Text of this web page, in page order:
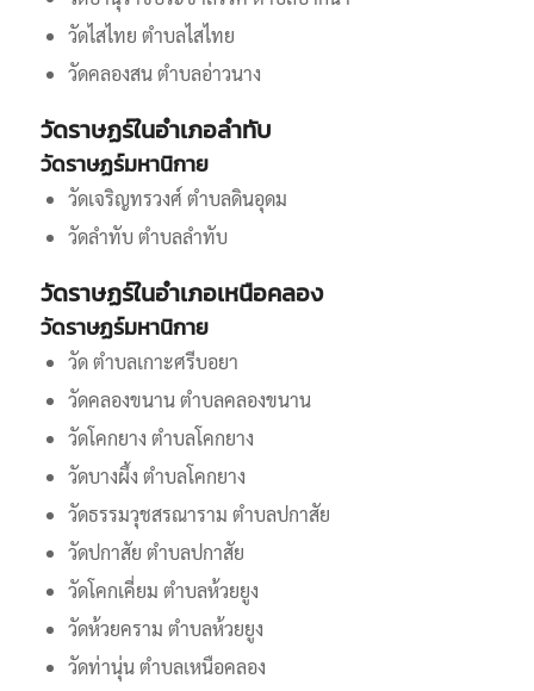
วัดไสไทย ตำบลไสไทย
วัดคลองสน ตำบลอ่าวนาง
วัดราษฏร์ในอำเภอลำทับ
วัดราษฏร์มหานิกาย
วัดเจริญทรวงศ์ ตำบลดินอุดม
วัดลำทับ ตำบลลำทับ
วัดราษฏร์ในอำเภอเหนือคลอง
วัดราษฏร์มหานิกาย
วัด ตำบลเกาะศรีบอยา
วัดคลองขนาน ตำบลคลองขนาน
วัดโคกยาง ตำบลโคกยาง
วัดบางผึ้ง ตำบลโคกยาง
วัดธรรมวุชสรณาราม ตำบลปกาสัย
วัดปกาสัย ตำบลปกาสัย
วัดโคกเคี่ยม ตำบลห้วยยูง
วัดห้วยคราม ตำบลห้วยยูง
วัดท่านุ่น ตำบลเหนือคลอง